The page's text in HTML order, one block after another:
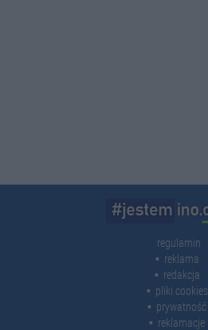
regulamin
reklama
redakcja
pliki cookies
prywatność
reklamacje